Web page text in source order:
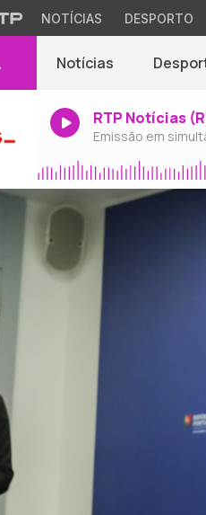
NOTÍCIAS DESPORTO
Notícias
RTP Notícias
Emissão em